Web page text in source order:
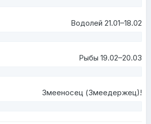
Водолей 21.01–18.02
Рыбы 19.02–20.03
Змееносец (Змеедержец)!